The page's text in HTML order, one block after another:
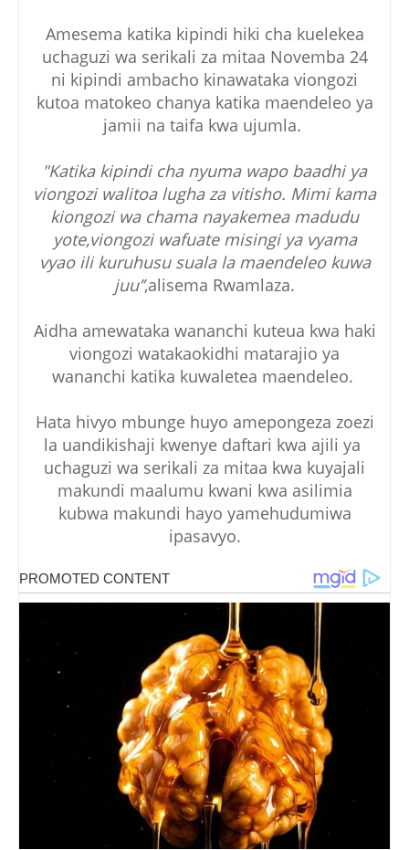
Amesema katika kipindi hiki cha kuelekea
uchaguzi wa serikali za mitaa Novemba 24
ni kipindi ambacho kinawataka viongozi
kutoa matokeo chanya katika maendeleo ya
jamii na taifa kwa ujumla.
"Katika kipindi cha nyuma wapo baadhi ya
viongozi walitoa lugha za vitisho. Mimi kama
kiongozi wa chama nayakemea madudu
yote,viongozi wafuate misingi ya vyama
vyao ili kuruhusu suala la maendeleo kuwa
juu’’,alisema Rwamlaza.
Aidha amewataka wananchi kuteua kwa haki
viongozi watakaokidhi matarajio ya
wananchi katika kuwaletea maendeleo.
Hata hivyo mbunge huyo amepongeza zoezi
la uandikishaji kwenye daftari kwa ajili ya
uchaguzi wa serikali za mitaa kwa kuyajali
makundi maalumu kwani kwa asilimia
kubwa makundi hayo yamehudumiwa
ipasavyo.